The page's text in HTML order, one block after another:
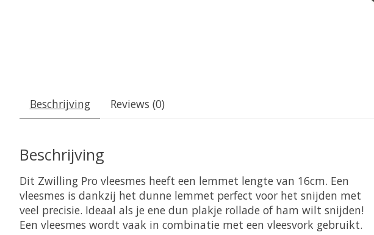
Beschrijving Reviews (0)
Beschrijving
Dit Zwilling Pro vleesmes heeft een lemmet lengte van 16cm. Een
vleesmes is dankzij het dunne lemmet perfect voor het snijden met
veel precisie. Ideaal als je ene dun plakje rollade of ham wilt snijden!
Een vleesmes wordt vaak in combinatie met een vleesvork gebruikt.